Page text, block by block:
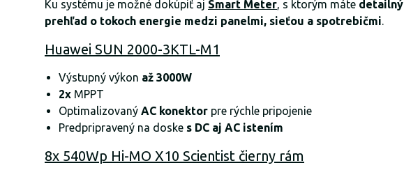
Ku systému je možné dokúpiť aj Smart Meter, s ktorým máte detailný
prehľad o tokoch energie medzi panelmi, sieťou a spotrebičmi.
Huawei SUN 2000-3KTL-M1
Výstupný výkon až 3000W
2x MPPT
Optimalizovaný AC konektor pre rýchle pripojenie
Predpripravený na doske s DC aj AC istením
8x 540Wp Hi-MO X10 Scientist čierny rám